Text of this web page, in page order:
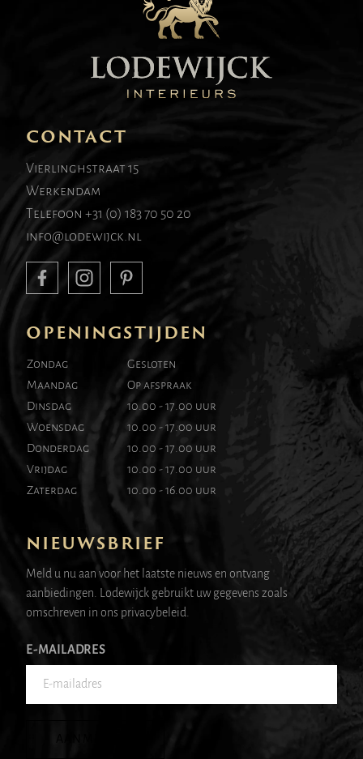
CONTACT
Vierlinghstraat 15
Werkendam
Telefoon +31 (0) 183 70 50 20
info@lodewijck.nl
OPENINGSTIJDEN
Zondag
Gesloten
Maandag
Op afspraak
Dinsdag
10.00 - 17.00 uur
Woensdag
10.00 - 17.00 uur
Donderdag
10.00 - 17.00 uur
Vrijdag
10.00 - 17.00 uur
Zaterdag
10.00 - 16.00 uur
NIEUWSBRIEF
Meld u nu aan voor het laatste nieuws en ontvang
aanbiedingen. Lodewijck gebruikt uw gegevens zoals
omschreven in ons privacybeleid.
E-MAILADRES